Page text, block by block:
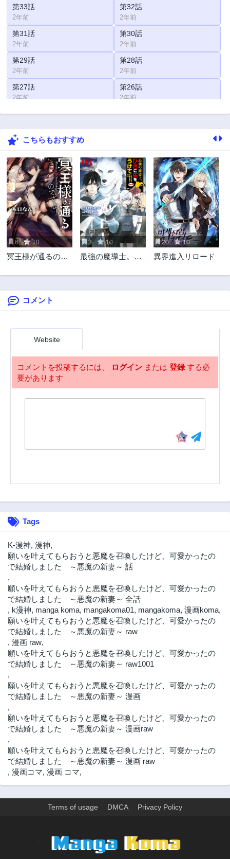
第33話
2年前
第32話
2年前
第31話
2年前
第30話
2年前
第29話
2年前
第28話
2年前
第27話
2年前
第26話
2年前
第25話 第24話
第23話
第21話
2年前
第20話
2年前
第19話
2年前
第18話
2年前
第17話
2年前
第16話
2年前
第15話
2年前
第14話
2年前
第13話 第12話
第11話
第9話
2年前 2年前
第5話
こちらもおすすめ
6 10
冥王様が通るので
3 10
最強の魔導士。ひ
まったので田舎の
20 10
異界進入リロード
コメント
Website
コメントを投稿するには、 ログイン または 登録する必
要があります
Tags
K-漫神, 漫神,
願いを叶えてもらおうと悪魔を召喚したけど、可愛かったの
で結婚しました ～悪魔の新妻～ 話
,
願いを叶えてもらおうと悪魔を召喚したけど、可愛かったの
で結婚しました ～悪魔の新妻～ 全話
, k漫神, manga koma, mangakoma01, mangakoma, 漫画koma,
願いを叶えてもらおうと悪魔を召喚したけど、可愛かったの
で結婚しました ～悪魔の新妻～ raw
, 漫画 raw,
願いを叶えてもらおうと悪魔を召喚したけど、可愛かったの
で結婚しました ～悪魔の新妻～ raw1001
,
願いを叶えてもらおうと悪魔を召喚したけど、可愛かったの
で結婚しました ～悪魔の新妻～ 漫画
,
願いを叶えてもらおうと悪魔を召喚したけど、可愛かったの
で結婚しました ～悪魔の新妻～ 漫画raw
,
願いを叶えてもらおうと悪魔を召喚したけど、可愛かったの
で結婚しました ～悪魔の新妻～ 漫画 raw
, 漫画コマ, 漫画 コマ,
Terms of usage DMCA Privacy Policy